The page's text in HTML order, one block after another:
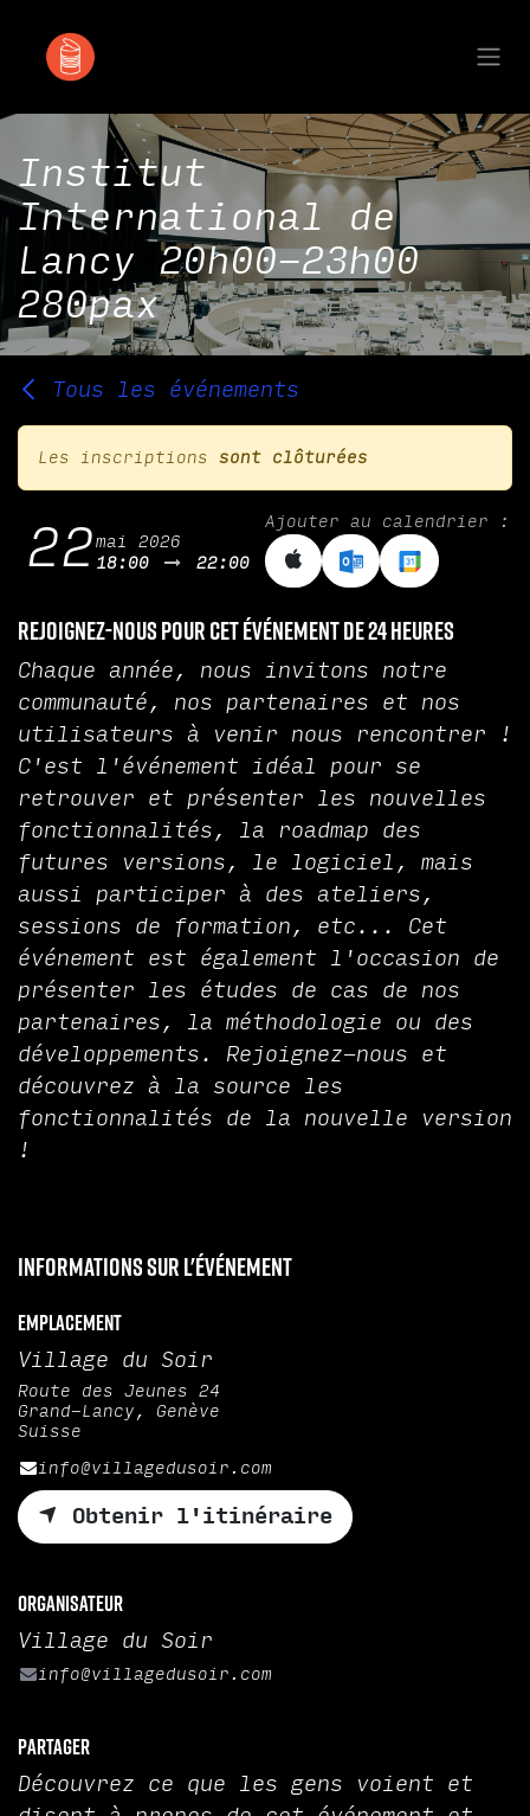
Institut
International de
Lancy 20h00-23h00
280pax
Tous les événements
Les inscriptions sont clôturées
22mai 2026
18:00
22:00
Ajouter au calendrier :
Rejoignez-nous pour cet événement de 24 heures
Chaque année, nous invitons notre
communauté, nos partenaires et nos
utilisateurs à venir nous rencontrer !
C'est l'événement idéal pour se
retrouver et présenter les nouvelles
fonctionnalités, la roadmap des
futures versions, le logiciel, mais
aussi participer à des ateliers,
sessions de formation, etc... Cet
événement est également l'occasion de
présenter les études de cas de nos
partenaires, la méthodologie ou des
développements. Rejoignez-nous et
découvrez à la source les
fonctionnalités de la nouvelle version
!
Informations sur l'événement
Emplacement
Village du Soir
Route des Jeunes 24
Grand-Lancy, Genève
Suisse
info@villagedusoir.com
Obtenir l'itinéraire
Organisateur
Village du Soir
info@villagedusoir.com
Partager
Découvrez ce que les gens voient et